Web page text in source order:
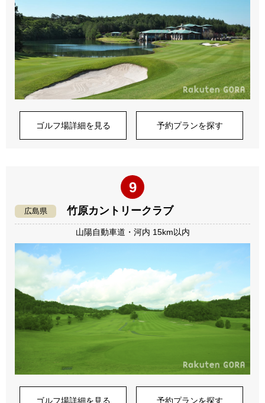
ゴルフ場詳細を見る 予約プランを探す
9
広島県 竹原カントリークラブ
山陽自動車道・河内 15km以内
ゴルフ場詳細を見る 予約プランを探す